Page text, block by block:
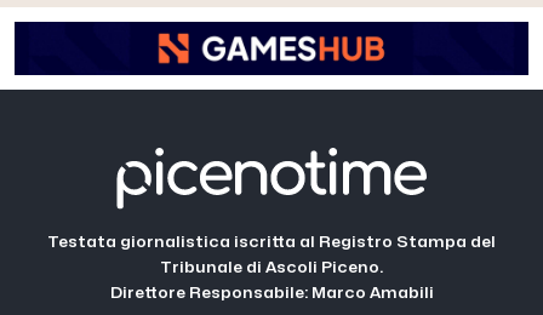
Testata giornalistica iscritta al Registro Stampa del
Tribunale di Ascoli Piceno.
Direttore Responsabile: Marco Amabili